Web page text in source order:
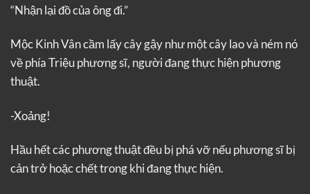
“Nhận lại đồ của ông đi.”
Mộc Kinh Vân cầm lấy cây gậy như một cây lao và ném nó
về phía Triệu phương sĩ, người đang thực hiện phương
thuật.
-Xoảng!
Hầu hết các phương thuật đều bị phá vỡ nếu phương sĩ bị
cản trở hoặc chết trong khi đang thực hiện.